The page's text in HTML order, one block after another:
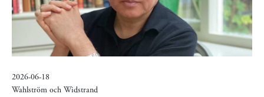
2026-06-18
Wahlström och Widstrand